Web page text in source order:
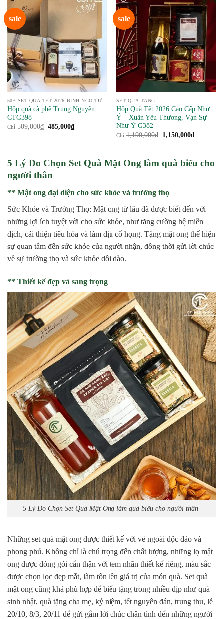
sale
Hộp quà cà phê Trung Nguyên
CTG398
Chỉ 509,000₫ Giá
485,000₫Giá
sale
SET QUÀ TẶNG
Hộp Quà Tết 2026 Cao Cấp Như
Ý – Xuân Yêu Thương, Vạn Sự
Như Ý G382
Chỉ 1,190,000₫
Giá
1,150,000₫Giá
5 Lý Do Chọn Set Quà Mật Ong làm quà biếu cho
người thân
** Mật ong đại diện cho sức khỏe và trường thọ
Sức Khỏe và Trường Thọ: Mật ong từ lâu đã được biết đến với
những lợi ích tuyệt vời cho sức khỏe, như tăng cường hệ miễn
dịch, cải thiện tiêu hóa và làm dịu cổ họng. Tặng mật ong thể hiện
sự quan tâm đến sức khỏe của người nhận, đồng thời gửi lời chúc
về sự trường thọ và sức khỏe dồi dào.
** Thiết kế đẹp và sang trọng
5 Lý Do Chọn Set Quà Mật Ong làm quà biếu cho người thân
Những set quà mật ong được thiết kế với vẻ ngoài độc đáo và
phong phú. Không chỉ là chú trọng đến chất lượng, những lọ mật
ong được đóng gói cẩn thận với tem nhãn thiết kế riêng, màu sắc
được chọn lọc đẹp mắt, làm tôn lên giá trị của món quà. Set quà
mật ong cũng khá phù hợp để biếu tặng trong nhiều dịp như quà
sinh nhật, quà tặng cha mẹ, kỷ niệm, tết nguyên đán, trung thu, lễ
20/10, 8/3, 20/11 để gửi gắm lời chúc chân tình đến những người